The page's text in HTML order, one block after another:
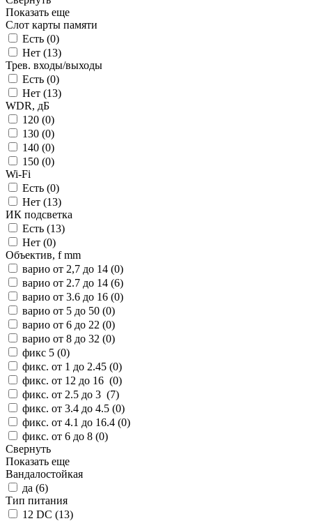
Показать еще
Слот карты памяти
Есть (0)
Нет (13)
Трев. входы/выходы
Есть (0)
Нет (13)
WDR, дБ
120 (0)
130 (0)
140 (0)
150 (0)
Wi-Fi
Есть (0)
Нет (13)
ИК подсветка
Есть (13)
Нет (0)
Объектив, f mm
варио от 2,7 до 14 (0)
варио от 2.7 до 14 (6)
варио от 3.6 до 16 (0)
варио от 5 до 50 (0)
варио от 6 до 22 (0)
варио от 8 до 32 (0)
фикс 5 (0)
фикс. от 1 до 2.45 (0)
фикс. от 12 до 16 (0)
фикс. от 2.5 до 3 (7)
фикс. от 3.4 до 4.5 (0)
фикс. от 4.1 до 16.4 (0)
фикс. от 6 до 8 (0)
Свернуть
Показать еще
Вандалостойкая
да (6)
Тип питания
12 DC (13)